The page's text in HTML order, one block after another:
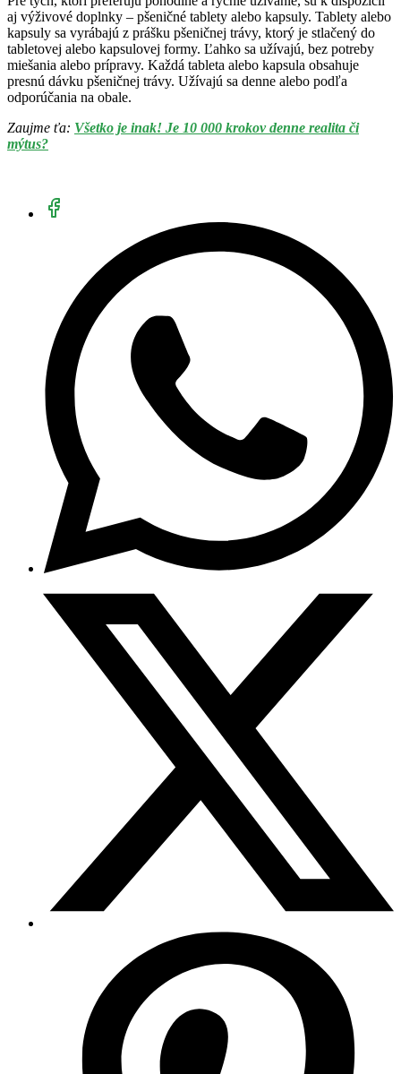
aj výživové doplnky – pšeničné tablety alebo kapsuly. Tablety alebo
kapsuly sa vyrábajú z prášku pšeničnej trávy, ktorý je stlačený do
tabletovej alebo kapsulovej formy. Ľahko sa užívajú, bez potreby
miešania alebo prípravy. Každá tableta alebo kapsula obsahuje
presnú dávku pšeničnej trávy. Užívajú sa denne alebo podľa
odporúčania na obale.
Zaujme ťa: Všetko je inak! Je 10 000 krokov denne realita či
mýtus?